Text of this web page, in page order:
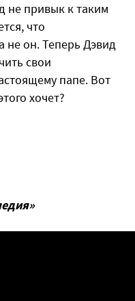
не привык к таким
что
не он. Теперь Дэвид
свои
папе. Вот
хочет?